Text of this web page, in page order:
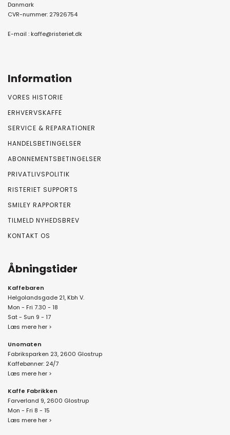
Danmark
CVR-nummer: 27926754
E-mail : kaffe@risteriet.dk
Information
VORES HISTORIE
ERHVERVSKAFFE
SERVICE & REPARATIONER
HANDELSBETINGELSER
ABONNEMENTSBETINGELSER
PRIVATLIVSPOLITIK
RISTERIET SUPPORTS
SMILEY RAPPORTER
TILMELD NYHEDSBREV
KONTAKT OS
Åbningstider
Kaffebaren
Helgolandsgade 21, Kbh V.
Mon - Fri 7.30 - 18
Sat - Sun 9 - 17
Læs mere her >
Unomaten
Fabriksparken 23, 2600 Glostrup
Kaffebønner: 24/7
Læs mere her >
Kaffe Fabrikken
Farverland 9, 2600 Glostrup
Mon - Fri 8 - 15
Læs mere her >